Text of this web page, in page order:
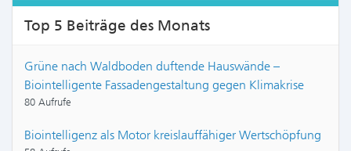
Top 5 Beiträge des Monats
Grüne nach Waldboden duftende Hauswände –
Biointelligente Fassadengestaltung gegen Klimakrise
80 Aufrufe
Biointelligenz als Motor kreislauffähiger Wertschöpfung